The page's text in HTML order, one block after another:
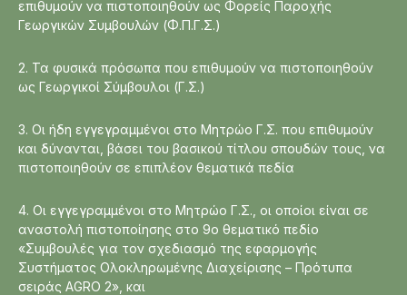
επιθυμούν να πιστοποιηθούν ως Φορείς Παροχής
Γεωργικών Συμβουλών (Φ.Π.Γ.Σ.)
2. Τα φυσικά πρόσωπα που επιθυμούν να πιστοποιηθούν
ως Γεωργικοί Σύμβουλοι (Γ.Σ.)
3. Οι ήδη εγγεγραμμένοι στο Μητρώο Γ.Σ. που επιθυμούν
και δύνανται, βάσει του βασικού τίτλου σπουδών τους, να
πιστοποιηθούν σε επιπλέον θεματικά πεδία
4. Οι εγγεγραμμένοι στο Μητρώο Γ.Σ., οι οποίοι είναι σε
αναστολή πιστοποίησης στο 9ο θεματικό πεδίο
«Συμβουλές για τον σχεδιασμό της εφαρμογής
Συστήματος Ολοκληρωμένης Διαχείρισης – Πρότυπα
σειράς AGRO 2», και